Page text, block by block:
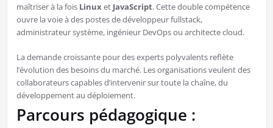
maîtriser à la fois Linux et JavaScript. Cette double compétence
ouvre la voie à des postes de développeur fullstack,
administrateur système, ingénieur DevOps ou architecte cloud.
La demande croissante pour des experts polyvalents reflète
l’évolution des besoins du marché. Les organisations veulent des
collaborateurs capables d’intervenir sur toute la chaîne, du
développement au déploiement.
Parcours pédagogique :